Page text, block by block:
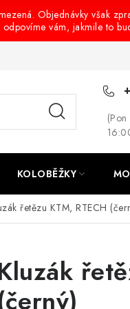
Objednávky však
vám, jakmile to
Podmínky
KOLOBĚŽKY
řetězu KTM, RTECH